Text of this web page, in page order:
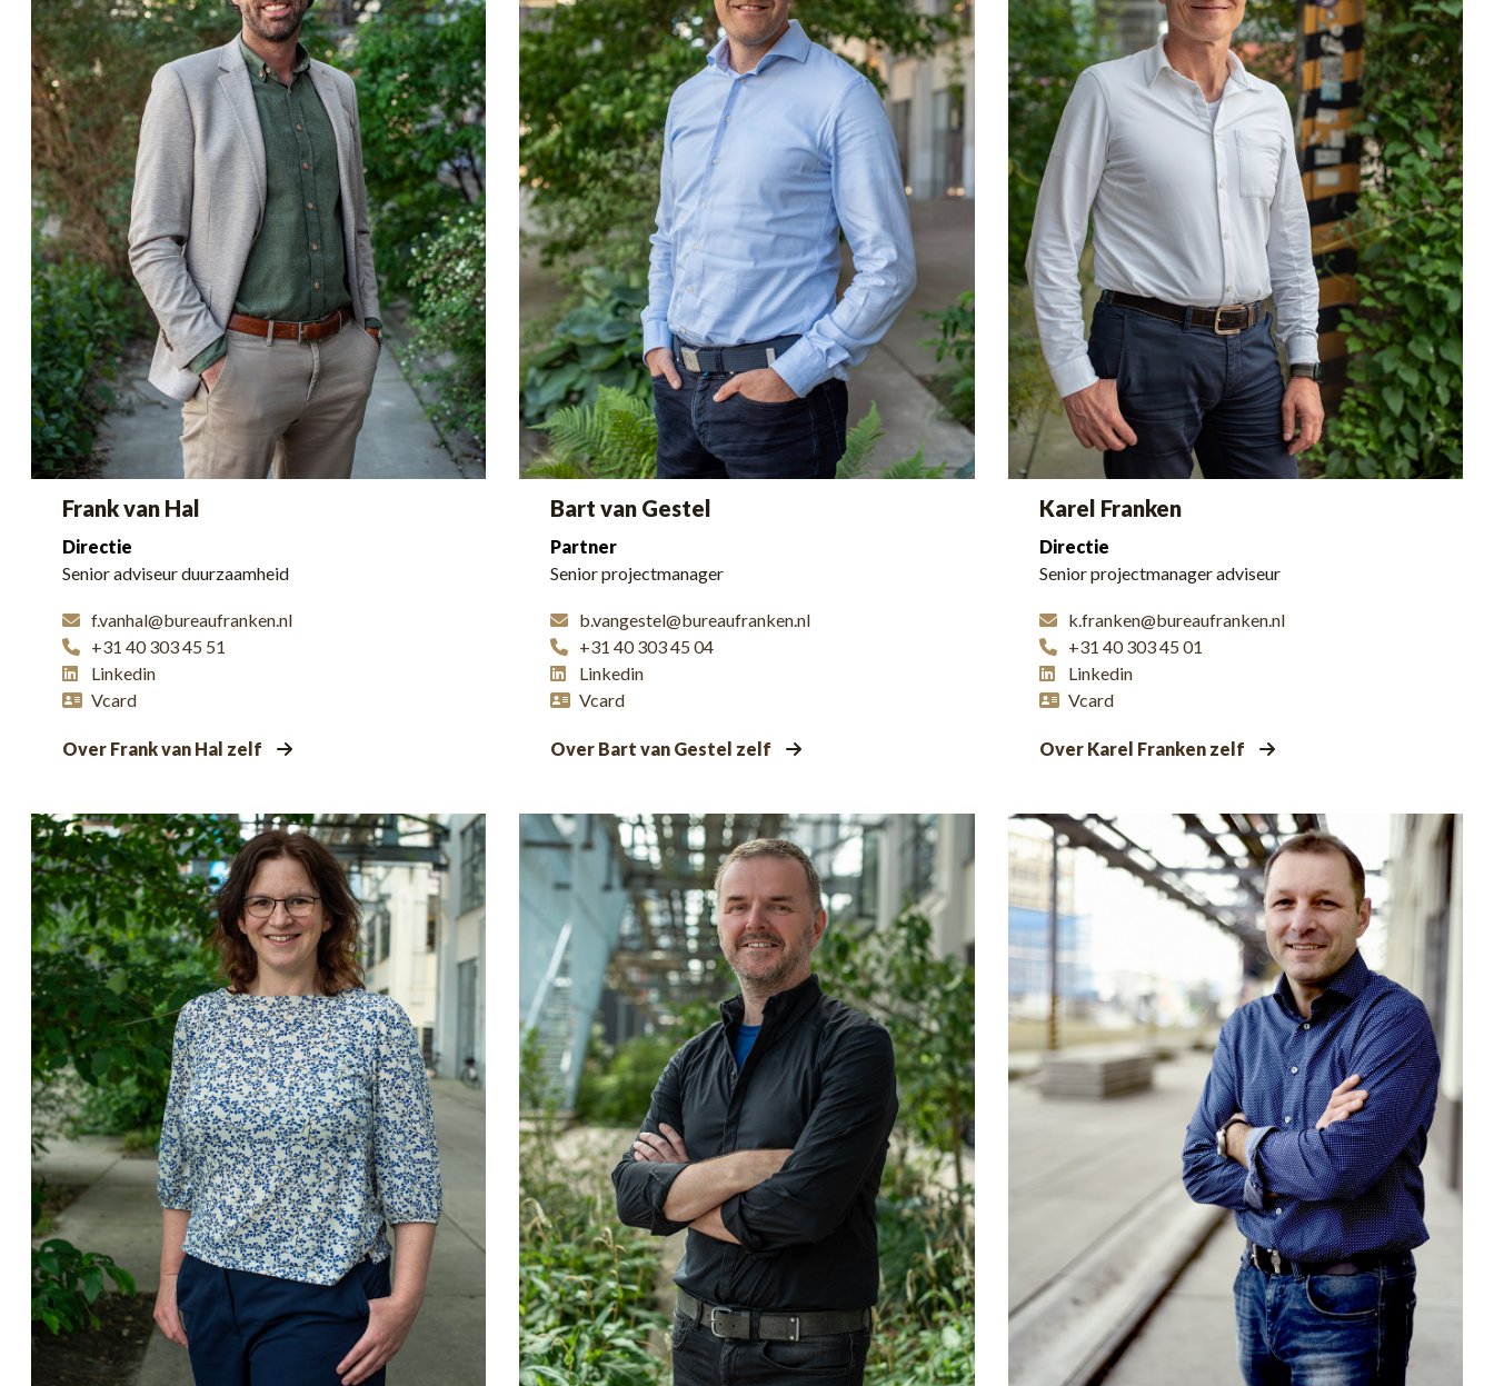
Frank van Hal
Directie
Senior adviseur duurzaamheid
f.vanhal@bureaufranken.nl
+31 40 303 45 51
Linkedin
Vcard
Over Frank van Hal zelf
Bart van Gestel
Partner
Senior projectmanager
b.vangestel@bureaufranken.nl
+31 40 303 45 04
Linkedin
Vcard
Over Bart van Gestel zelf
Karel Franken
Directie
Senior projectmanager adviseur
k.franken@bureaufranken.nl
+31 40 303 45 01
Linkedin
Vcard
Over Karel Franken zelf